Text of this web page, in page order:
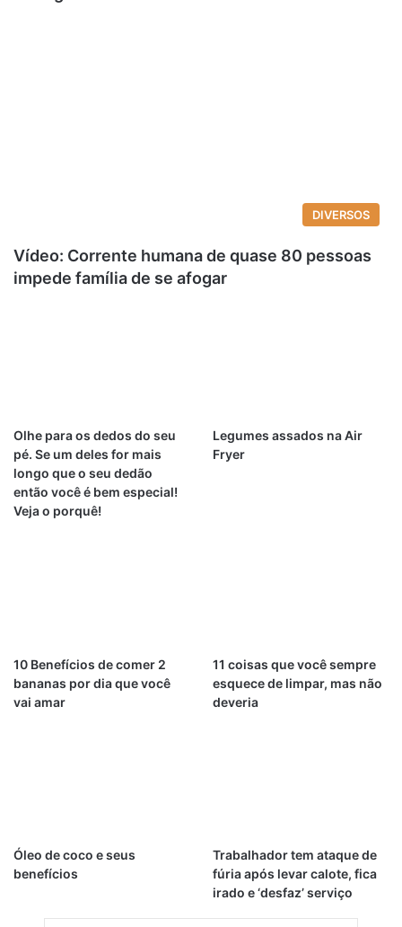
DIVERSOS
Vídeo: Corrente humana de quase 80 pessoas
impede família de se afogar
Olhe para os dedos do seu
pé. Se um deles for mais
longo que o seu dedão
então você é bem especial!
Veja o porquê!
Legumes assados na Air
Fryer
10 Benefícios de comer 2
bananas por dia que você
vai amar
11 coisas que você sempre
esquece de limpar, mas não
deveria
Óleo de coco e seus
benefícios
Trabalhador tem ataque de
fúria após levar calote, fica
irado e ‘desfaz’ serviço